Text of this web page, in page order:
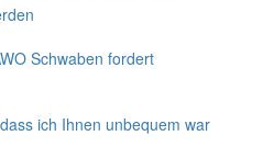
Schwaben fordert
ich Ihnen unbequem war